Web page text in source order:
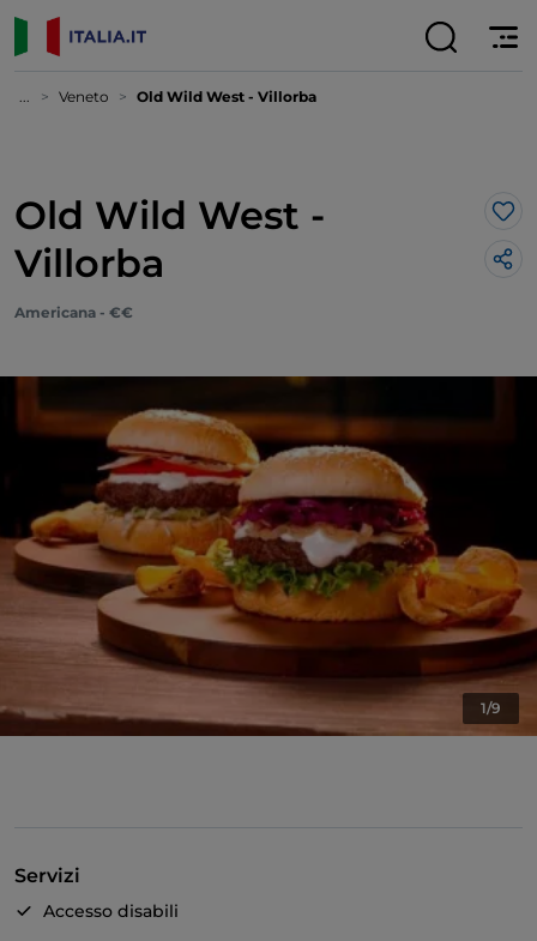
... Veneto Old Wild West - Villorba
Old Wild West -
Villorba
Americana - €€
1/9
Servizi
Accesso disabili